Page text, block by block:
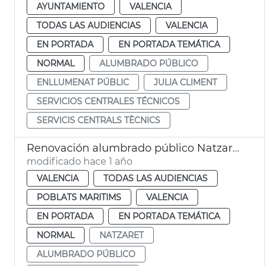
AYUNTAMIENTO
VALENCIA
TODAS LAS AUDIENCIAS
VALENCIA
EN PORTADA
EN PORTADA TEMÁTICA
NORMAL
ALUMBRADO PÚBLICO
ENLLUMENAT PÚBLIC
JULIA CLIMENT
SERVICIOS CENTRALES TÉCNICOS
SERVICIS CENTRALS TÈCNICS
Renovación alumbrado público Natzaret
modificado hace 1 año
VALENCIA
TODAS LAS AUDIENCIAS
POBLATS MARITIMS
VALENCIA
EN PORTADA
EN PORTADA TEMÁTICA
NORMAL
NATZARET
ALUMBRADO PÚBLICO